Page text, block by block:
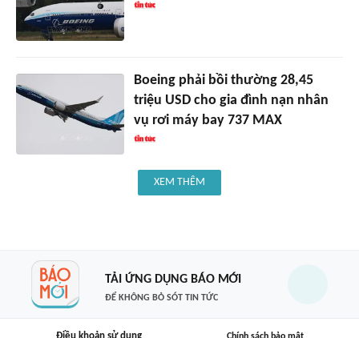
Boeing phải bồi thường 28,45
triệu USD cho gia đình nạn nhân
vụ rơi máy bay 737 MAX
XEM THÊM
TẢI ỨNG DỤNG BÁO MỚI
ĐỂ KHÔNG BỎ SÓT TIN TỨC